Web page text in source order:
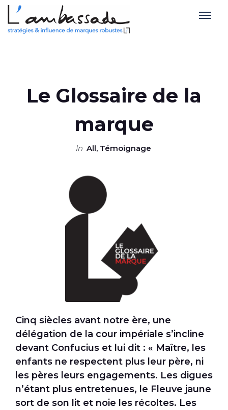
Le Glossaire de la
marque
in All, Témoignage
Cinq siècles avant notre ère, une
délégation de la cour impériale s’incline
devant Confucius et lui dit : « Maître, les
enfants ne respectent plus leur père, ni
les pères leurs engagements. Les digues
n’étant plus entretenues, le Fleuve jaune
sort de son lit et noie les récoltes. Les